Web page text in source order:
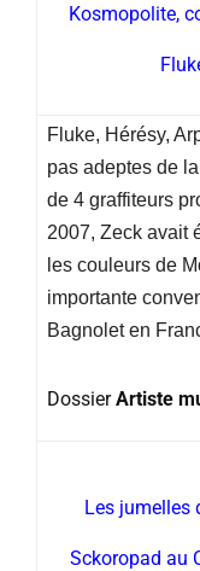
Kosmopolite,
Fluke, Hérésy,
pas adeptes de
de 4 graffiteurs
2007, Zeck avait
les couleurs de
importante
Bagnolet en
DossierArtiste
Les jumelles
Sckoropad au